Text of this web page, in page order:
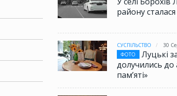
району
СУСПІЛЬСТВО
30
ФОТО
Луцькі
долучились до
памʼяті»